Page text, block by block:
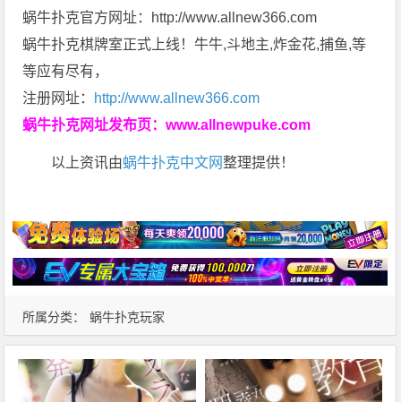
所属分类： 蜗牛扑克玩家
蜗牛扑克官方网址：http://www.allnew366.com
蜗牛扑克棋牌室正式上线！牛牛,斗地主,炸金花,捕鱼,等
等应有尽有，
注册网址： http://www.allnew366.com
蜗牛扑克网址发布页：www.allnewpuke.com
以上资讯由蜗牛扑克中文网整理提供！